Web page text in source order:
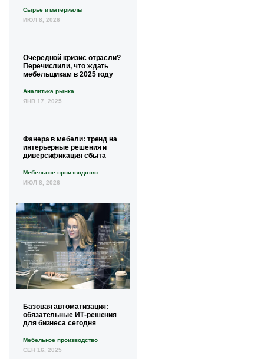
Сырье и материалы
ИЮЛ 8, 2026
Очередной кризис отрасли?
Перечислили, что ждать
мебельщикам в 2025 году
Аналитика рынка
ЯНВ 17, 2025
Фанера в мебели: тренд на
интерьерные решения и
диверсификация сбыта
Мебельное производство
ИЮЛ 8, 2026
Базовая автоматизация:
обязательные ИТ-решения
для бизнеса сегодня
Мебельное производство
СЕН 16, 2025